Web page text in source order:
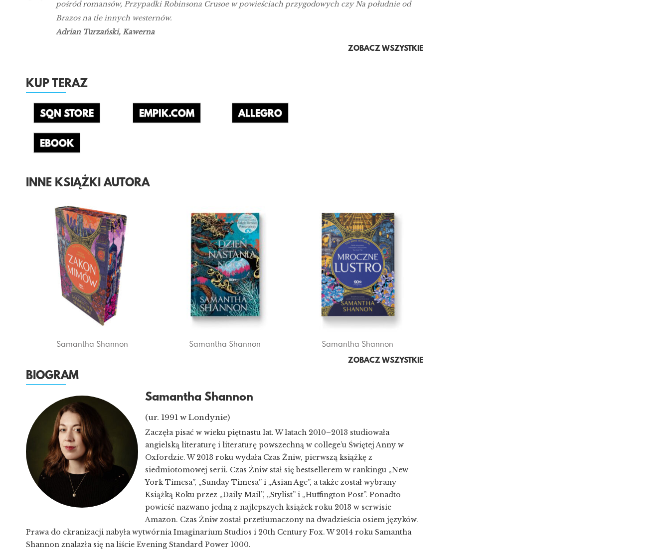
pośród romansów, Przypadki Robinsona Crusoe w powieściach przygodowych czy Na południe od
Brazos na tle innych westernów.
Adrian Turzański, Kawerna
ZOBACZ WSZYSTKIE
KUP TERAZ
SQN STORE EMPIK.COM ALLEGRO
EBOOK
INNE KSIĄŻKI AUTORA
Samantha Shannon Samantha Shannon Samantha Shannon
ZOBACZ WSZYSTKIE
BIOGRAM
Samantha Shannon
(ur. 1991 w Londynie)
Zaczęła pisać w wieku piętnastu lat. W latach 2010–2013 studiowała
angielską literaturę i literaturę powszechną w college’u Świętej Anny w
Oxfordzie. W 2013 roku wydała Czas Żniw, pierwszą książkę z
siedmiotomowej serii. Czas Żniw stał się bestsellerem w rankingu „New
York Timesa”, „Sunday Timesa” i „Asian Age”, a także został wybrany
Książką Roku przez „Daily Mail”, „Stylist” i „Huffington Post”. Ponadto
powieść nazwano jedną z najlepszych książek roku 2013 w serwisie
Amazon. Czas Żniw został przetłumaczony na dwadzieścia osiem języków.
Prawa do ekranizacji nabyła wytwórnia Imaginarium Studios i 20th Century Fox. W 2014 roku Samantha
Shannon znalazła się na liście Evening Standard Power 1000.